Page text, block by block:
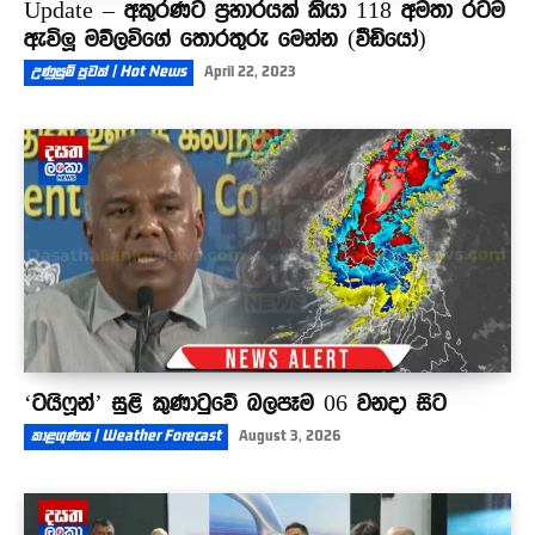
Update – අකුරණට ප්‍රහාරයක් කියා 118 අමතා රටම
ඇවිලූ මව්ලවිගේ තොරතුරු මෙන්න (වීඩියෝ)
උණුසුම් පුවත් | Hot News April 22, 2023
‘ටයිෆූන්’ සුළි කුණාටුවේ බලපෑම 06 වනදා සිට
කාළගුණය | Weather Forecast August 3, 2026